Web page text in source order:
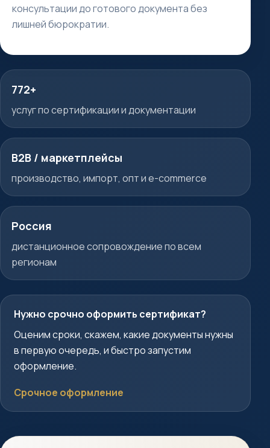
консультации до готового документа без
лишней бюрократии.
772+
услуг по сертификации и документации
B2B / маркетплейсы
производство, импорт, опт и e-commerce
Россия
дистанционное сопровождение по всем
регионам
Нужно срочно оформить сертификат?
Оценим сроки, скажем, какие документы нужны
в первую очередь, и быстро запустим
оформление.
Срочное оформление